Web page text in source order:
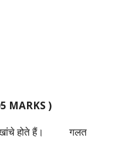
MARKS )
खांचे होते हैं।गलत